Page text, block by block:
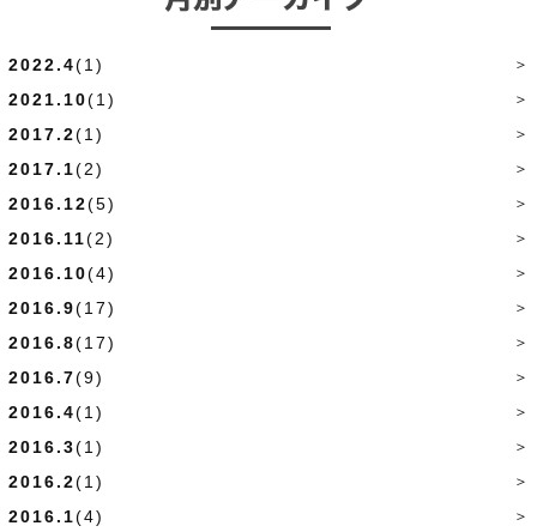
2022.4(1)
2021.10(1)
2017.2(1)
2017.1(2)
2016.12(5)
2016.11(2)
2016.10(4)
2016.9(17)
2016.8(17)
2016.7(9)
2016.4(1)
2016.3(1)
2016.2(1)
2016.1(4)